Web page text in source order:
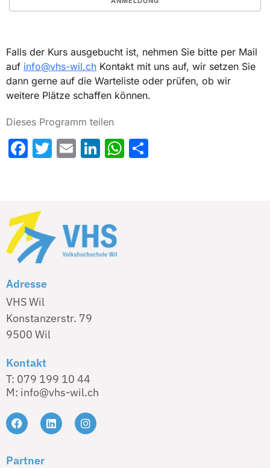
Falls der Kurs ausgebucht ist, nehmen Sie bitte per Mail
auf info@vhs-wil.ch Kontakt mit uns auf, wir setzen Sie
dann gerne auf die Warteliste oder prüfen, ob wir
weitere Plätze schaffen können.
Dieses Programm teilen
Facebook
Twitter
EmailLinkedIn
WhatsApp
Adresse
VHS Wil
Konstanzerstr. 79
9500 Wil
Kontakt
T: 079 199 10 44
M: info@vhs-wil.ch
Partner